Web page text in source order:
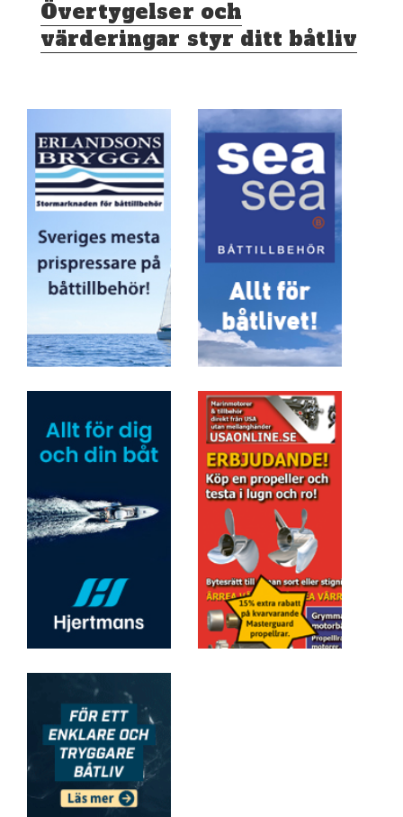
Nästa
inlägg:
Övertygelser och
värderingar styr ditt båtliv